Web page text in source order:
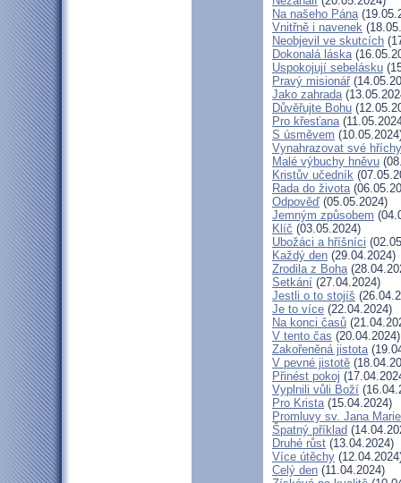
Na našeho Pána
Vnitřně i navenek
Neobjevil ve skutcích
Dokonalá láska
Uspokojují sebelásku
Pravý misionář
Jako zahrada
Důvěřujte Bohu
Pro křesťana
S úsměvem
Vynahrazovat své hříchy
Malé výbuchy hněvu
Kristův učedník
Rada do života
Odpověď (05.05.2024)
Jemným způsobem
Klíč (03.05.2024)
Ubožáci a hříšníci
Každý den (29.04.2024)
Zrodila z Boha
Setkání (27.04.2024)
Jestli o to stojíš
Je to více (22.04.2024)
Na konci časů
V tento čas (20.04.2024)
Zakořeněná jistota
V pevné jistotě
Přinést pokoj
Vyplnili vůli Boží
Pro Krista(15.04.2024)
Promluvy sv. Jana
Špatný příklad
Druhé růst (13.04.2024)
Více útěchy
Celý den (11.04.2024)